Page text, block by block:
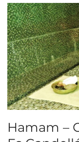
Hamam –